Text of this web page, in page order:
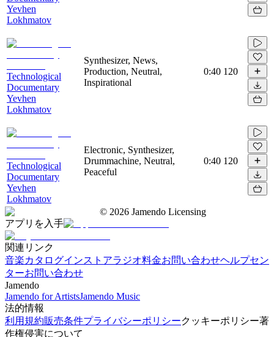
Yevhen
Lokhmatov
Technological
Documentary
Yevhen
Lokhmatov
Synthesizer, News,
Production, Neutral,
Inspirational
0:40 120
Technological
Documentary
Yevhen
Lokhmatov
Electronic, Synthesizer,
Drummachine, Neutral,
Peaceful
0:40 120
© 2026 Jamendo Licensing
アプリを入手
関連リンク
音楽カタログインストアラジオ料金お問い合わせヘルプセン
ターお問い合わせ
Jamendo
Jamendo for ArtistsJamendo Music
法的情報
利用規約販売条件プライバシーポリシークッキーポリシー著
作権侵害について